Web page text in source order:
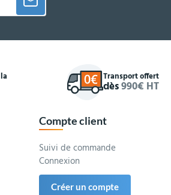
Transport offert
dès990€ HT
Compte client
Suivi de commande
Connexion
Créer un compte